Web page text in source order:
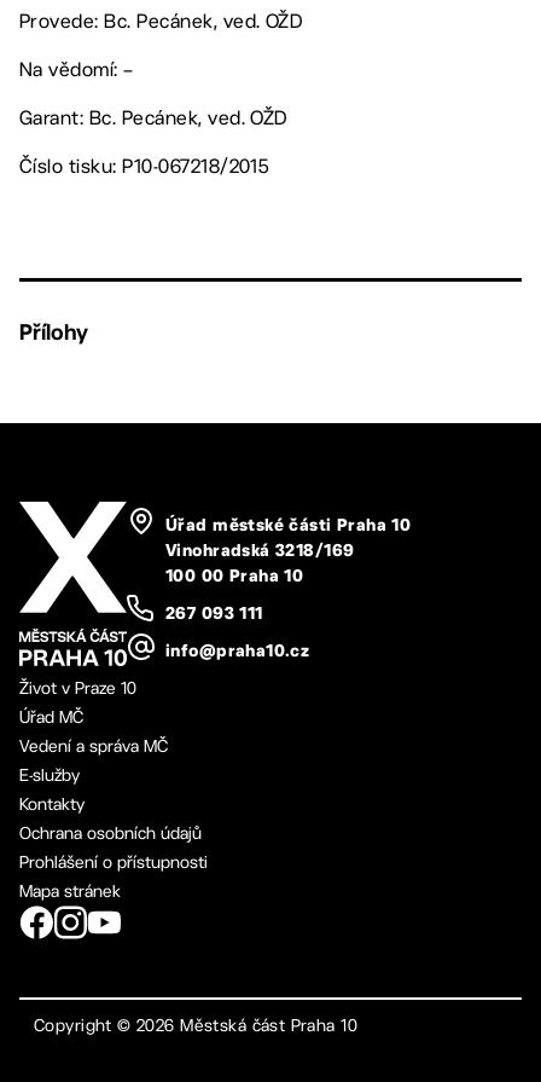
Provede: Bc. Pecánek, ved. OŽD
Na vědomí: –
Garant: Bc. Pecánek, ved. OŽD
Číslo tisku: P10-067218/2015
Přílohy
Úřad městské části Praha 10
Vinohradská 3218/169
100 00 Praha 10
267 093 111
info@praha10.cz
Život v Praze 10
Úřad MČ
Vedení a správa MČ
E-služby
Kontakty
Ochrana osobních údajů
Prohlášení o přístupnosti
Mapa stránek
Copyright ©2026 Městská část Praha 10